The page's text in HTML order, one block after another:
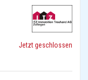
Jetzt geschlossen